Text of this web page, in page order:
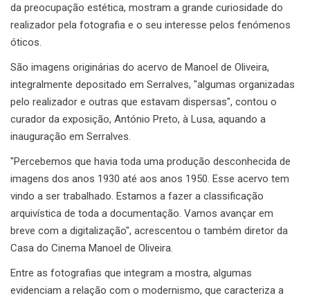
da preocupação estética, mostram a grande curiosidade do
realizador pela fotografia e o seu interesse pelos fenómenos
óticos.
São imagens originárias do acervo de Manoel de Oliveira,
integralmente depositado em Serralves, "algumas organizadas
pelo realizador e outras que estavam dispersas", contou o
curador da exposição, António Preto, à Lusa, aquando a
inauguração em Serralves.
"Percebemos que havia toda uma produção desconhecida de
imagens dos anos 1930 até aos anos 1950. Esse acervo tem
vindo a ser trabalhado. Estamos a fazer a classificação
arquivística de toda a documentação. Vamos avançar em
breve com a digitalização", acrescentou o também diretor da
Casa do Cinema Manoel de Oliveira.
Entre as fotografias que integram a mostra, algumas
evidenciam a relação com o modernismo, que caracteriza a